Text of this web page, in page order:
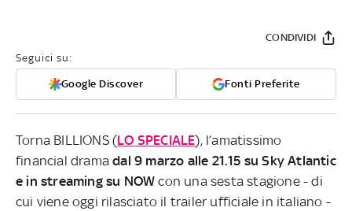
Seguici su:
Google Discover Fonti Preferite
CONDIVIDI
Torna BILLIONS (LO SPECIALE), l’amatissimo
financial dramadal 9 marzo alle 21.15 su Sky Atlantic
e in streaming su NOW con una sesta stagione - di
cui viene oggi rilasciato il trailer ufficiale in italiano -